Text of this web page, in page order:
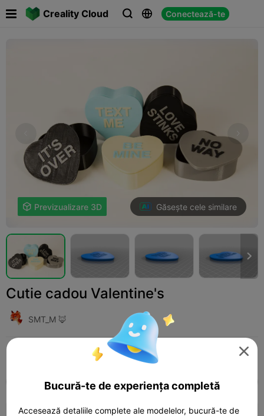
Creality Cloud   Conectează-te
 Previzualizare 3D Găsește cele similare

Cutie cadou Valentine's
SMT_M 🦊
Adaugă Other 
Toate K2 Plus K2 Pro K2 K2 SE

Bucură-te de experiența completă
Accesează detaliile complete ale modelelor, bucură-te de